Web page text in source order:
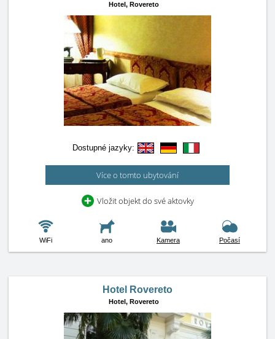
Hotel, Rovereto
Dostupné jazyky:
Více o tomto ubytování
Vložit objekt do své aktovky
WiFi ano Kamera Počasí
Hotel Rovereto
Hotel, Rovereto